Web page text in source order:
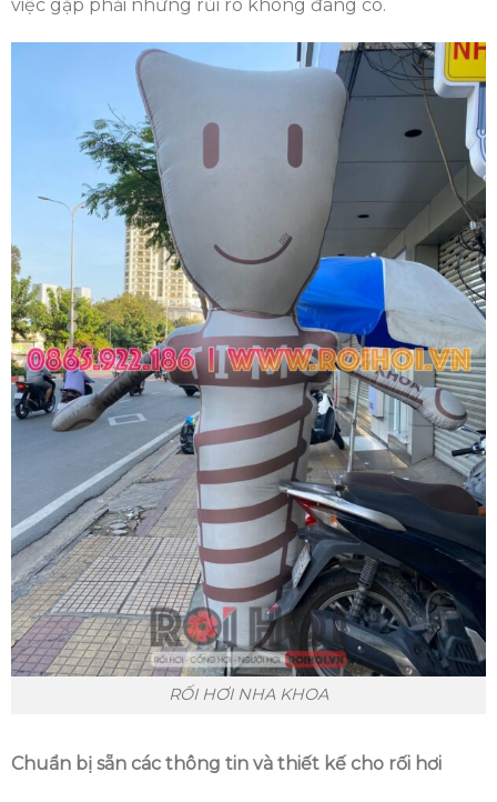
việc gặp phải những rủi ro không đáng có.
RỐI HƠI NHA KHOA
Chuẩn bị sẵn các thông tin và thiết kế cho rối hơi